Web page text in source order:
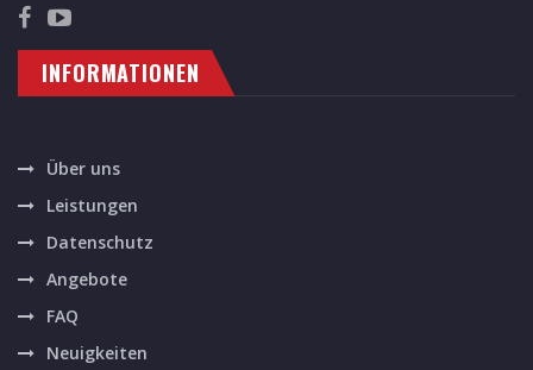
INFORMATIONEN
Über uns
Leistungen
Datenschutz
Angebote
FAQ
Neuigkeiten